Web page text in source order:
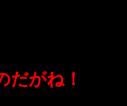
だがね！